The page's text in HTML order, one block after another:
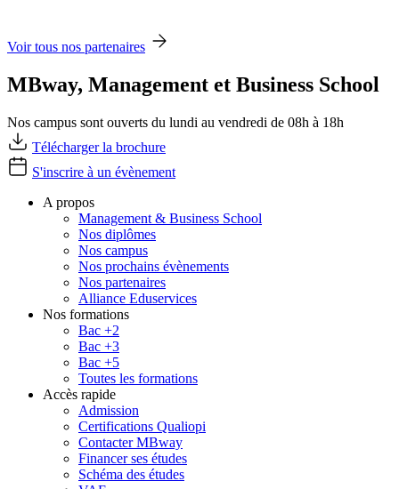
Voir tous nos partenaires
MBway, Management et Business School
Nos campus sont ouverts du lundi au vendredi de 08h à 18h
Télécharger la brochure
S'inscrire à un évènement
A propos
Management & Business School
Nos diplômes
Nos campus
Nos prochains évènements
Nos partenaires
Alliance Eduservices
Nos formations
Bac +2
Bac +3
Bac +5
Toutes les formations
Accès rapide
Admission
Certifications Qualiopi
Contacter MBway
Financer ses études
Schéma des études